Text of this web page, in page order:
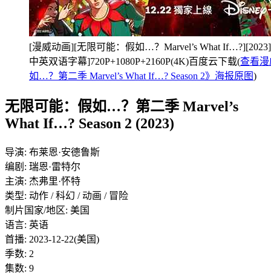
[漫威动画][无限可能：假如…？Marvel’s What
中英双语字幕]720P+1080P+2160P(4K)百度云下载(查看
如…？第二季 Marvel’s What If…? Season 2》海报原图)
无限可能：假如…？第二季 Marvel’s
What If…? Season 2 (2023)
导演: 布莱恩·安德鲁斯
编剧: 瑞恩·雷特尔
主演: 杰弗里·怀特
类型: 动作 / 科幻 / 动画 / 冒险
制片国家/地区: 美国
语言: 英语
首播: 2023-12-22(美国)
季数: 2
集数: 9